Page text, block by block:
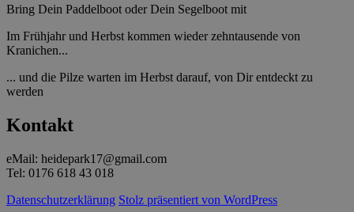
Bring Dein Paddelboot oder Dein Segelboot mit
Im Frühjahr und Herbst kommen wieder zehntausende von
Kranichen...
... und die Pilze warten im Herbst darauf, von Dir entdeckt zu
werden
Kontakt
eMail: heidepark17@gmail.com
Tel: 0176 618 43 018
Datenschutzerklärung Stolz präsentiert von WordPress